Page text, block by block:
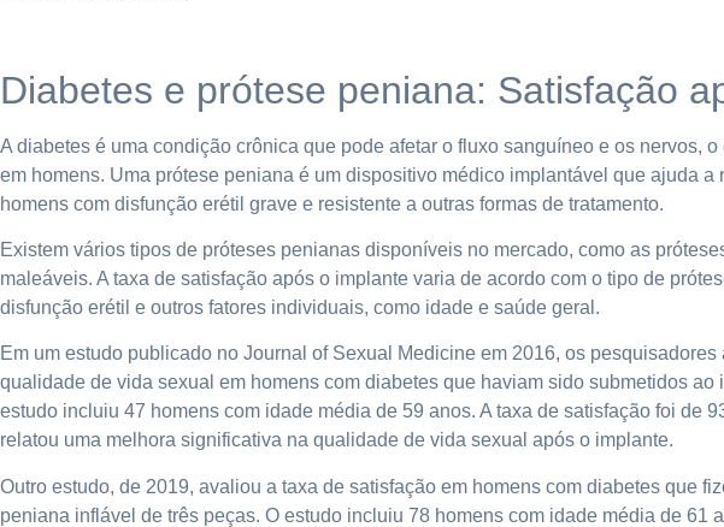
Diabetes e prótese peniana: Satisfação
A diabetes é uma condição crônica que pode afetar o fluxo sanguíneo e os nervos,
em homens. Uma prótese peniana é um dispositivo médico implantável que ajuda a
homens com disfunção erétil grave e resistente a outras formas de tratamento.
Existem vários tipos de próteses penianas disponíveis no mercado, como as
maleáveis. A taxa de satisfação após o implante varia de acordo com o tipo de
disfunção erétil e outros fatores individuais, como idade e saúde geral.
Em um estudo publicado no Journal of Sexual Medicine em 2016, os
qualidade de vida sexual em homens com diabetes que haviam sido submetidos ao
estudo incluiu 47 homens com idade média de 59 anos. A taxa de satisfação foi de
relatou uma melhora significativa na qualidade de vida sexual após o implante.
Outro estudo, de 2019, avaliou a taxa de satisfação em homens com diabetes que
peniana inflável de três peças. O estudo incluiu 78 homens com idade média de 61